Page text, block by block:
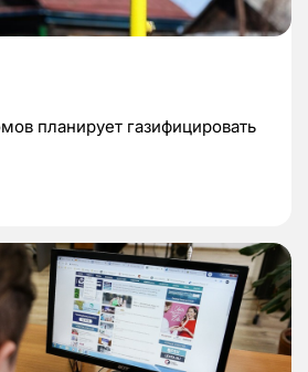
планирует газифицировать